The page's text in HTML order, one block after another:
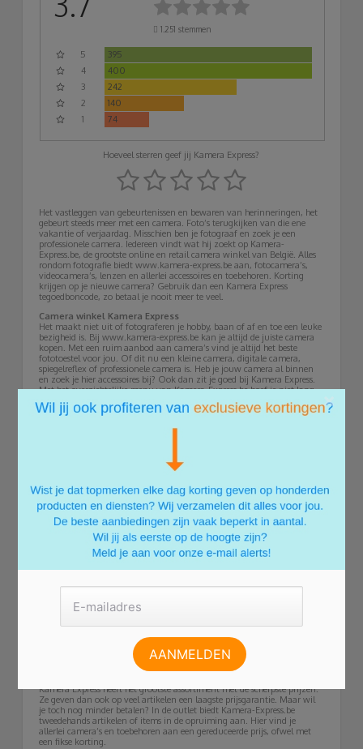
1.251 stemmen
5
395
4
400
3
242
2
140
1
74
Hoeveel sterren geef jij Kamera Express?
Het vastleggen van gebeurtenissen en bewaren van herinneringen, het
gebeurt steeds meer met een camera. Foto’s terugkijken van die ene
vakantie of verjaardag. Misschien ben je fotograaf en zoek je een
professionele camera. Iedereen vindt wat hij zoekt op Kamera-
Express.be, de grootste online en retail camera winkel van België. Alles
rondom fotografie biedt www.kamera-express.be aan, fotocamera’s,
videocamera’s, lenzen en allerlei accessoires en toebehoren. Korting
krijgen op je nieuwe camera? Gebruik dan een Kamera Express
tegoedboncode, zo betaal je nooit meer te veel.
Camera winkel Kamera Express
Het maakt niet uit of fotograferen je hobby, baan of af en toe een leuke
bezigheid is. Bij www.kamera-express.be kan je altijd de juiste camera
kopen. Met een ruim aanbod aan camera’s vind je altijd het beste
fototoestel voor jou. Of dit nu een kleine camera, digitale camera,
spiegelreflex of professionele camera is. Heb je jouw camera al binnen
en zoek je hier accessoires bij? Ook dan zit je goed bij Kamera Express.
Met het overzichtelijke menu van Kamera-Express.be hoef je niet lang
te zoeken. Van een cameralens, camera statief, objectief, tassen tot
licht. Ieder type accessoire heeft een eigen, handige knop.
kwaliteit. Je vindt op www.kamera-express.be merken als Canon,
Nikon, GoPro, Sony, Fujifilm, Olympus en Panasonic. Met al deze
merken in één online camera winkel kan je niet meer misgrijpen. Je
bent zeker van een goed product van hoge kwaliteit.
Gaat er toch iets mis met je aangekochte item? Dan kun je 7 dagen per
week contact opnemen met de klantenservice via e-mail, live chat of
Statief camera Kamera Express
studioflitsers, lampstatieven, reflectoren of flits paraplu’s. Maak je
variëteit in je foto’s hebt? Wil je een actiecamera, van bijvoorbeeld
maken vanuit de lucht met je nieuwe drone? Schaf jij een camera
statief aan om je foto’s nog scherper te maken? Controleer je jouw
stukje grond met een beveiligingscamera? Het maakt niet uit wat je
zoekt, Kamer-Express.be heeft het voor je.
Kamera Express heeft het grootste assortiment met de scherpste prijzen.
Ze geven dan ook op veel artikelen een laagste prijsgarantie. Maar wil
je toch nog minder betalen? In de outlet biedt Kamera-Express.be
tweedehands artikelen of items in de opruiming aan. Hier vind je
allerlei camera’s en toebehoren aan een gereduceerde prijs, ofwel met
een fikse korting.
×